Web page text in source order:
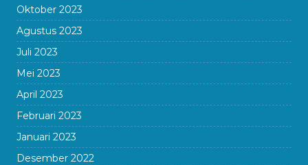
Oktober 2023
Agustus 2023
Juli 2023
Mei 2023
April 2023
Februari 2023
Januari 2023
Desember 2022